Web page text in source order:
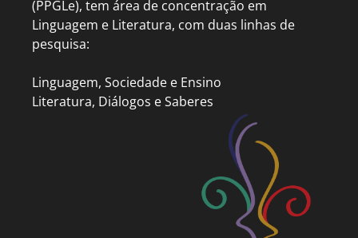
(PPGLe), tem área de concentração em
Linguagem e Literatura, com duas linhas de
pesquisa:
Linguagem, Sociedade e Ensino
Literatura, Diálogos e Saberes